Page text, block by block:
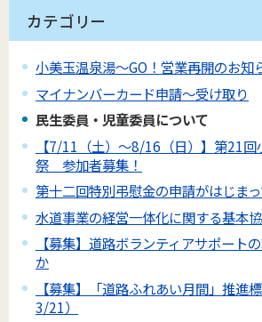
カテゴリー
小美玉温泉湯～GO！営業再開のお知
マイナンバーカード申請～受け取り
民生委員・児童委員について
【7/11（土）～8/16（日）】第21
祭 参加者募集！
第十二回特別弔慰金の申請がはじま
水道事業の経営一体化に関する基本
【募集】道路ボランティアサポート
か
【募集】「道路ふれあい月間」推進
3/21）